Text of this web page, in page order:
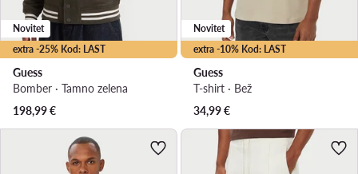
extra -25% Kod: LAST
Novitet
Guess
Bomber · Tamno zelena
198,99€
extra -10% Kod: LAST
Novitet
Guess
T-shirt · Bež
34,99€